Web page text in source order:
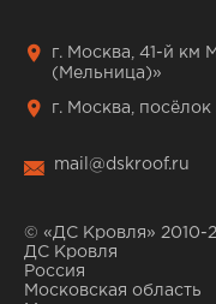
г. Москва, 41-й
(Мельница)»
г. Москва, посёлок
mail@dskroof.ru
© «ДС Кровля» 2010-
ДС Кровля
Россия
Московская область